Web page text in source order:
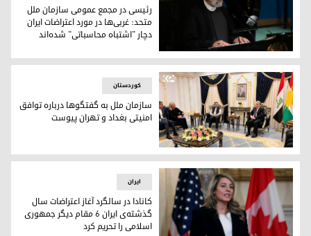
سخنرانی ابراهیم رئیسی رئیس جمهوری ایران در مجمع عمومی
رئیسی در مجمع عمومی سازمان ملل
متحد: غربی‌ها در مورد اعتراضات ایران
دچار "اشتباه محاسباتی" شده‌اند
ریبر احمد، وزیر امور داخلی اقلیم کوردستان، قاسم الاعرجی،
کوردستان
سازمان ملل به گفتگوها درباره توافق
امنیتی بغداد و تهران پیوست
ایران
کانادا در سالگرد آغاز اعتراضات سال
گذشته‌ی ایران ۶ مقام دیگر جمهوری
اسلامی را تحریم کرد